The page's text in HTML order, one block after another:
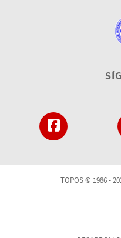
TOPOS © 1986 -